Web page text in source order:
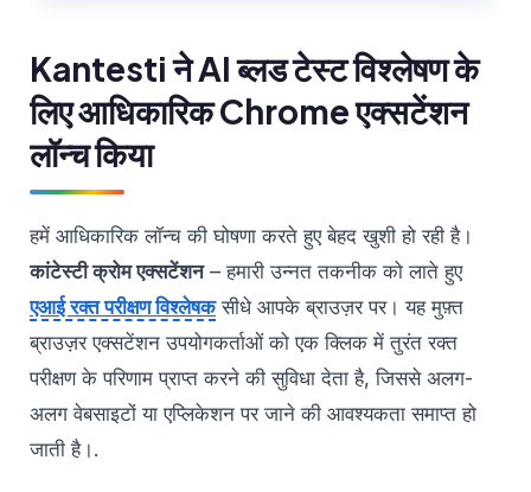
Kantesti ने AI ब्लड टेस्ट विश्लेषण के
लिए आधिकारिक Chrome एक्सटेंशन
लॉन्च किया
हमें आधिकारिक लॉन्च की घोषणा करते हुए बेहद खुशी हो रही है।
कांटेस्टी क्रोम एक्सटेंशन– हमारी उन्नत तकनीक को लाते हुए
एआई रक्त परीक्षण विश्लेषकसीधे आपके ब्राउज़र पर। यह मुफ़्त
ब्राउज़र एक्सटेंशन उपयोगकर्ताओं को एक क्लिक में तुरंत रक्त
परीक्षण के परिणाम प्राप्त करने की सुविधा देता है, जिससे अलग-
अलग वेबसाइटों या एप्लिकेशन पर जाने की आवश्यकता समाप्त हो
जाती है।.